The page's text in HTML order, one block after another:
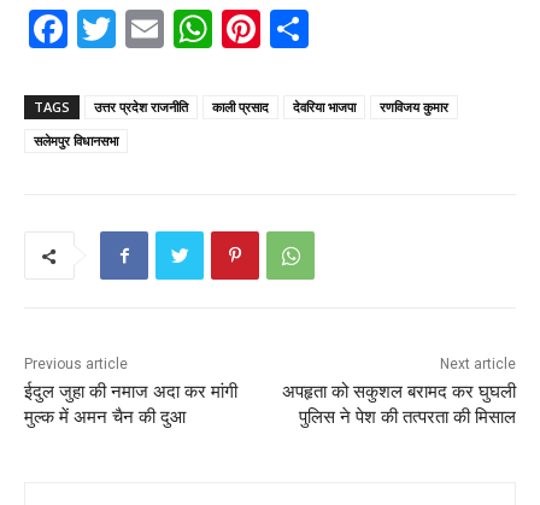
F
c
e
T
itt
er
E
ai
W
a
p
p
Pi
er ar
TAGS उत्तर प्रदेश राजनीति काली प्रसाद देवरिया भाजपा
रणविजय कुमार
सलेमपुर विधानसभा
Previous article
ईदुल जुहा की नमाज अदा कर मांगी
मुल्क में अमन चैन की दुआ
Next article
अपहृता को सकुशल बरामद कर घुघली
पुलिस ने पेश की तत्परता की मिसाल